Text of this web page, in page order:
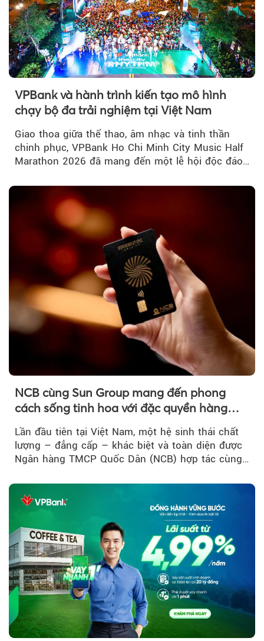
VPBank và hành trình kiến tạo mô hình
chạy bộ đa trải nghiệm tại Việt Nam
Giao thoa giữa thể thao, âm nhạc và tinh thần
chinh phục, VPBank Ho Chi Minh City Music Half
Marathon 2026 đã mang đến một lễ hội độc đáo
NCB cùng Sun Group mang đến phong
cách sống tinh hoa với đặc quyền hàng
đầu Việt Nam
Lần đầu tiên tại Việt Nam, một hệ sinh thái chất
lượng – đẳng cấp – khác biệt và toàn diện được
Ngân hàng TMCP Quốc Dân (NCB) hợp tác cùng